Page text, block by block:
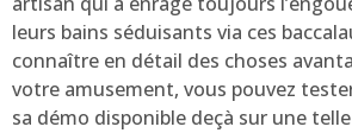
leurs bains séduisants via ces
connaître en détail des choses
votre amusement, vous pouvez
sa démo disponible deçà sur une